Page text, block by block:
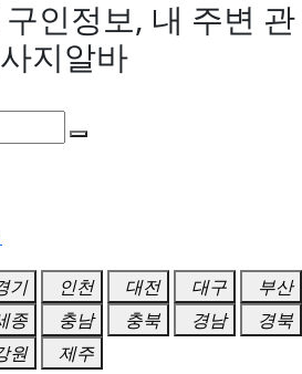
인정보, 내 주변 관
지알바
기 인천 대전 대구
부산
종 충남 충북 경남
경북
원
제주